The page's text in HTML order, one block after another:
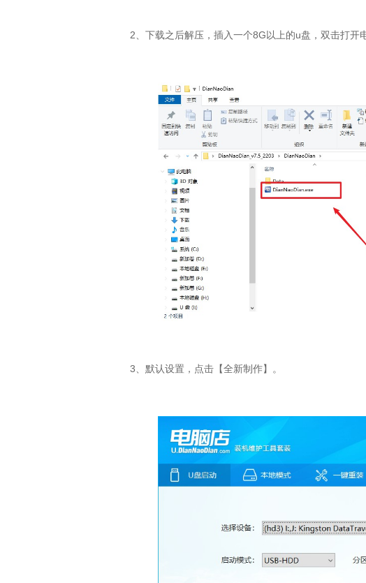
2 、下载之后解压，插入一个8G以上的u盘，双击打开
3 、默认设置，点击【全新制作】。